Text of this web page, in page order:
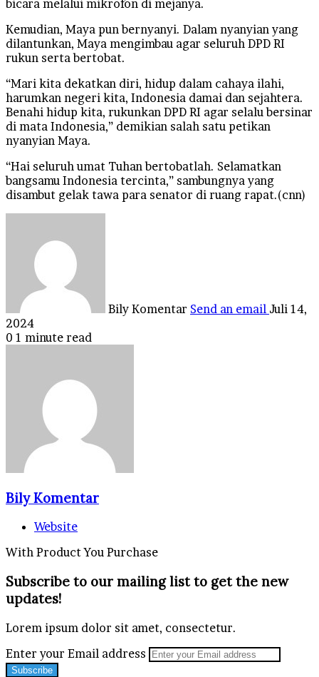
bicara melalui mikrofon di mejanya.
Kemudian, Maya pun bernyanyi. Dalam nyanyian yang
dilantunkan, Maya mengimbau agar seluruh DPD RI
rukun serta bertobat.
“Mari kita dekatkan diri, hidup dalam cahaya ilahi,
harumkan negeri kita, Indonesia damai dan sejahtera.
Benahi hidup kita, rukunkan DPD RI agar selalu bersinar
di mata Indonesia,” demikian salah satu petikan
nyanyian Maya.
“Hai seluruh umat Tuhan bertobatlah. Selamatkan
bangsamu Indonesia tercinta,” sambungnya yang
disambut gelak tawa para senator di ruang rapat.(cnn)
Bily Komentar Send an email Juli 14,
2024
0 1 minute read
Bily Komentar
Website
With Product You Purchase
Subscribe to our mailing list to get the new
updates!
Lorem ipsum dolor sit amet, consectetur.
Enter your Email address